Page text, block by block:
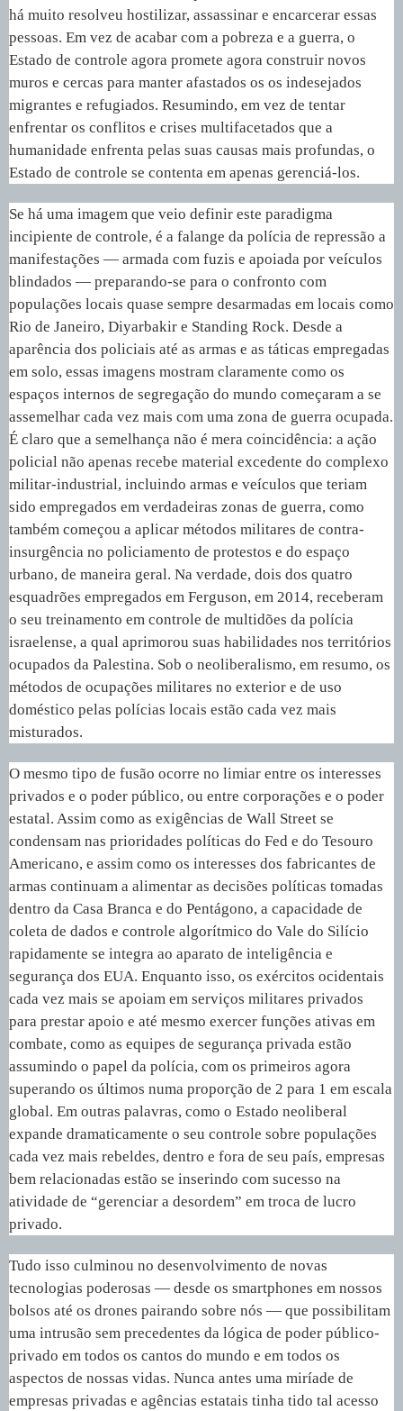
há muito resolveu hostilizar, assassinar e encarcerar essas
pessoas. Em vez de acabar com a pobreza e a guerra, o
Estado de controle agora promete agora construir novos
muros e cercas para manter afastados os os indesejados
migrantes e refugiados. Resumindo, em vez de tentar
enfrentar os conflitos e crises multifacetados que a
humanidade enfrenta pelas suas causas mais profundas, o
Estado de controle se contenta em apenas gerenciá-los.
Se há uma imagem que veio definir este paradigma
incipiente de controle, é a falange da polícia de repressão a
manifestações — armada com fuzis e apoiada por veículos
blindados — preparando-se para o confronto com
populações locais quase sempre desarmadas em locais como
Rio de Janeiro, Diyarbakir e Standing Rock. Desde a
aparência dos policiais até as armas e as táticas empregadas
em solo, essas imagens mostram claramente como os
espaços internos de segregação do mundo começaram a se
assemelhar cada vez mais com uma zona de guerra ocupada.
É claro que a semelhança não é mera coincidência: a ação
policial não apenas recebe material excedente do complexo
militar-industrial, incluindo armas e veículos que teriam
sido empregados em verdadeiras zonas de guerra, como
também começou a aplicar métodos militares de contra-
insurgência no policiamento de protestos e do espaço
urbano, de maneira geral. Na verdade, dois dos quatro
esquadrões empregados em Ferguson, em 2014, receberam
o seu treinamento em controle de multidões da polícia
israelense, a qual aprimorou suas habilidades nos territórios
ocupados da Palestina. Sob o neoliberalismo, em resumo, os
métodos de ocupações militares no exterior e de uso
doméstico pelas polícias locais estão cada vez mais
misturados.
O mesmo tipo de fusão ocorre no limiar entre os interesses
privados e o poder público, ou entre corporações e o poder
estatal. Assim como as exigências de Wall Street se
condensam nas prioridades políticas do Fed e do Tesouro
Americano, e assim como os interesses dos fabricantes de
armas continuam a alimentar as decisões políticas tomadas
dentro da Casa Branca e do Pentágono, a capacidade de
coleta de dados e controle algorítmico do Vale do Silício
rapidamente se integra ao aparato de inteligência e
segurança dos EUA. Enquanto isso, os exércitos ocidentais
cada vez mais se apoiam em serviços militares privados
para prestar apoio e até mesmo exercer funções ativas em
combate, como as equipes de segurança privada estão
assumindo o papel da polícia, com os primeiros agora
superando os últimos numa proporção de 2 para 1 em escala
global. Em outras palavras, como o Estado neoliberal
expande dramaticamente o seu controle sobre populações
cada vez mais rebeldes, dentro e fora de seu país, empresas
bem relacionadas estão se inserindo com sucesso na
atividade de “gerenciar a desordem” em troca de lucro
privado.
Tudo isso culminou no desenvolvimento de novas
tecnologias poderosas — desde os smartphones em nossos
bolsos até os drones pairando sobre nós — que possibilitam
uma intrusão sem precedentes da lógica de poder público-
privado em todos os cantos do mundo e em todos os
aspectos de nossas vidas. Nunca antes uma miríade de
empresas privadas e agências estatais tinha tido tal acesso